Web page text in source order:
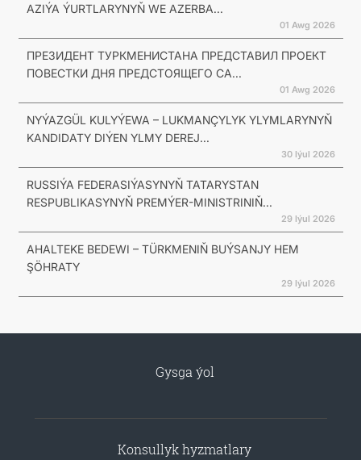
AZIÝA ÝURTLARYNYŇ WE AZERBA...
01 Awg 2026
ПРЕЗИДЕНТ ТУРКМЕНИСТАНА ПРЕДСТАВИЛ ПРОЕКТ
ПОВЕСТКИ ДНЯ ПРЕДСТОЯЩЕГО СА...
01 Awg 2026
NYÝAZGÜL KULYÝEWA – LUKMANÇYLYK YLYMLARYNYŇ
KANDIDATY DIÝEN YLMY DEREJ...
30 Iýul 2026
RUSSIÝA FEDERASIÝASYNYŇ TATARYSTAN
RESPUBLIKASYNYŇ PREMÝER-MINISTRINIŇ...
29 Iýul 2026
AHALTEKE BEDEWI – TÜRKMENIŇ BUÝSANJY HEM
ŞÖHRATY
29 Iýul 2026
Gysga ýol
Konsullyk hyzmatlary